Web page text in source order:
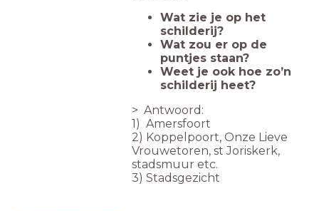
Wat zie je op het
schilderij?
Wat zou er op de
puntjes staan?
Weet je ook hoe zo’n
schilderij heet?
> Antwoord:
1) Amersfoort
2) Koppelpoort, Onze Lieve
Vrouwetoren, st Joriskerk,
stadsmuur etc.
3) Stadsgezicht